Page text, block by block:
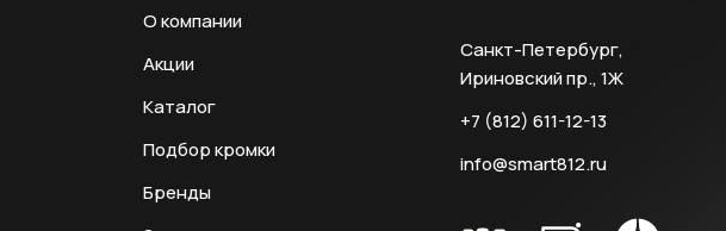
О компании
Акции
Каталог
Подбор кромки
Бренды
Санкт-Петербург,
Ириновский пр., 1Ж
+7 (812) 611-12-13
info@smart812.ru